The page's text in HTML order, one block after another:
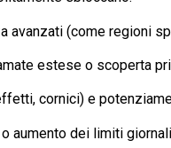
avanzati (come regioni
estese o scoperta
cornici) e
aumento dei limiti